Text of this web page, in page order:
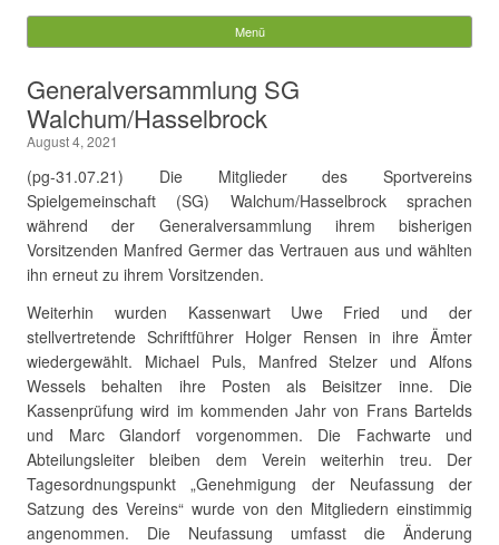
Gemeinde Walchum
nach:
Menü
Generalversammlung SG
Walchum/Hasselbrock
August 4, 2021
(pg-31.07.21) Die Mitglieder des Sportvereins
Spielgemeinschaft (SG) Walchum/Hasselbrock sprachen
während der Generalversammlung ihrem bisherigen
Vorsitzenden Manfred Germer das Vertrauen aus und wählten
ihn erneut zu ihrem Vorsitzenden.
Weiterhin wurden Kassenwart Uwe Fried und der
stellvertretende Schriftführer Holger Rensen in ihre Ämter
wiedergewählt. Michael Puls, Manfred Stelzer und Alfons
Wessels behalten ihre Posten als Beisitzer inne. Die
Kassenprüfung wird im kommenden Jahr von Frans Bartelds
und Marc Glandorf vorgenommen. Die Fachwarte und
Abteilungsleiter bleiben dem Verein weiterhin treu. Der
Tagesordnungspunkt „Genehmigung der Neufassung der
Satzung des Vereins“ wurde von den Mitgliedern einstimmig
angenommen. Die Neufassung umfasst die Änderung